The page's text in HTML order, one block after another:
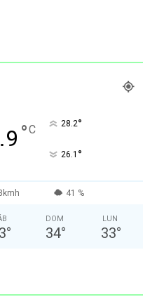
°C 28.2°
26.1 °
41 %
°
DOM
34°
LUN
33°